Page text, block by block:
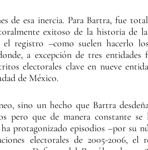
de esa inercia. Para Bartra, fue
exitoso de la historia de
registro –como suelen hacerlo
a excepción de tres entidades
electorales clave en nueve
de México.
sino un hecho que Bartra
pero que de manera constante
protagonizado episodios –por su
electorales de 2005-2006,